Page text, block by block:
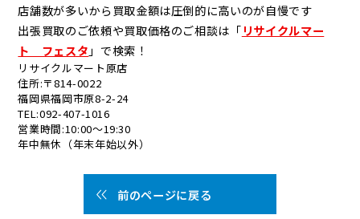
店舗数が多いから買取金額は圧倒的に高いのが自慢です
出張買取のご依頼や買取価格のご相談は「リサイクルマー
ト フェスタ 」で検索！
リサイクルマート原店
住所:〒814-0022
福岡県福岡市原8-2-24
TEL:092-407-1016
営業時間:10:00～19:30
年中無休（年末年始以外）
前のページに戻る